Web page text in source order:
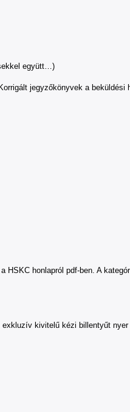
együtt…)
jegyzőkönyvek a
honlapról pdf-ben. A
kivitelű kézi billentyűt nyer